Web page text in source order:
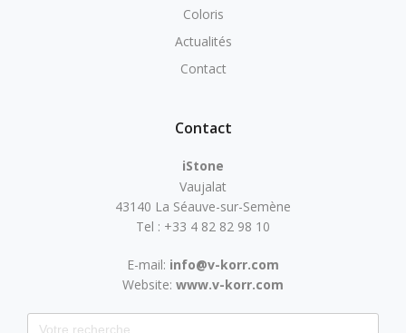
Coloris
Actualités
Contact
Contact
iStone
Vaujalat
43140 La Séauve-sur-Semène
Tel : +33 4 82 82 98 10
E-mail: info@v-korr.com
Website: www.v-korr.com